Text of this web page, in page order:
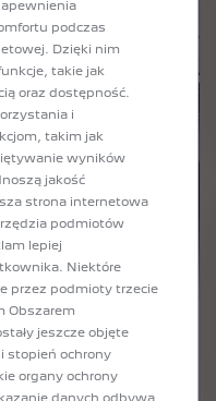
podczas
Dzięki nim
takie jak
oraz dostępność.
i
takim jak
wyników
jakość
strona internetowa
podmiotów
lepiej
Niektóre
przez podmioty trzecie
Obszarem
jeszcze objęte
stopień ochrony
organy ochrony
danych odbywa